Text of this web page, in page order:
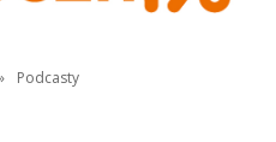
Podcasty